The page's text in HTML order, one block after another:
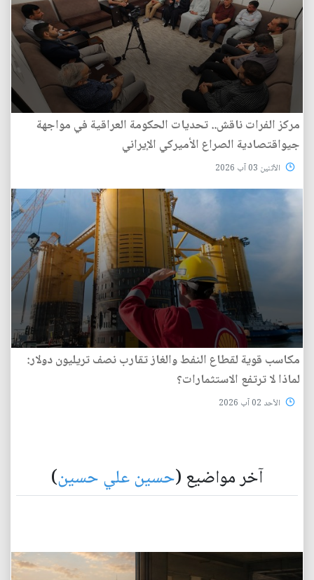
مركز الفرات ناقش.. تحديات الحكومة العراقية في مواجهة
جيواقتصادية الصراع الأميركي الإيراني
الأثنين 03 آب 2026
مكاسب قوية لقطاع النفط والغاز تقارب نصف تريليون دولار:
لماذا لا ترتفع الاستثمارات؟
الأحد 02 آب 2026
آخر مواضيع (حسين علي حسين)